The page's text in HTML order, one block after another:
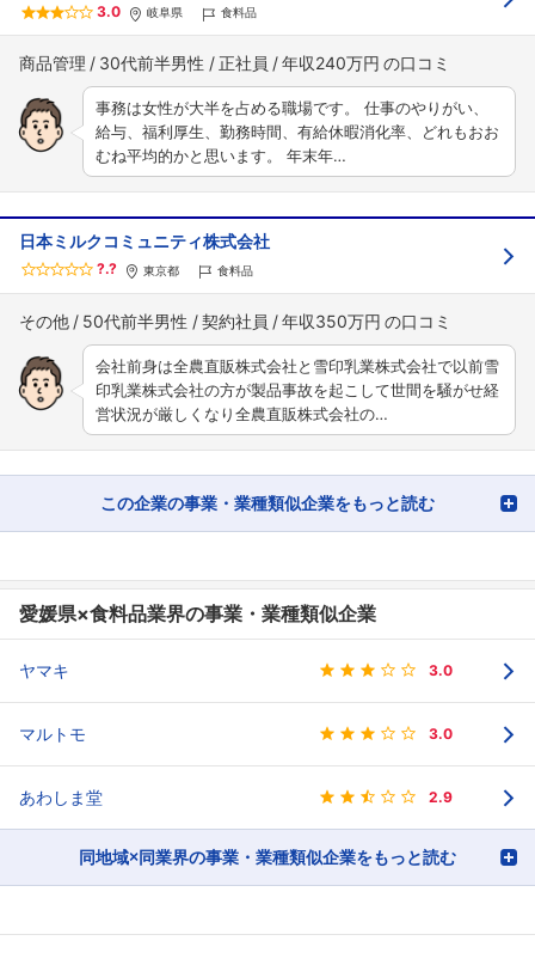
3.0 岐阜県 食料品
商品管理 30代前半男性 正社員 年収240万円
事務は女性が大半を占める職場です。 仕事のやりがい、
給与、福利厚生、勤務時間、有給休暇消化率、どれもおお
むね平均的かと思います。 年末年…
日本ミルクコミュニティ株式会社
?.? 東京都 食料品
その他 50代前半男性 契約社員 年収350万円
会社前身は全農直販株式会社と雪印乳業株式会社で以前雪
印乳業株式会社の方が製品事故を起こして世間を騒がせ経
営状況が厳しくなり全農直販株式会社の…
この企業の事業・業種類似企業をもっと読む
愛媛県×食料品業界の事業・業種類似企業
ヤマキ 3.0
マルトモ 3.0
あわしま堂 2.9
同地域×同業界の事業・業種類似企業をもっと読む